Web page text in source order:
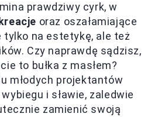
prawdziwy cyrk, w
oraz oszałamiające
tylko na estetykę, ale też
Czy naprawdę sądzisz,
to bułka z masłem?
młodych projektantów
i sławie, zaledwie
zamienić swoją